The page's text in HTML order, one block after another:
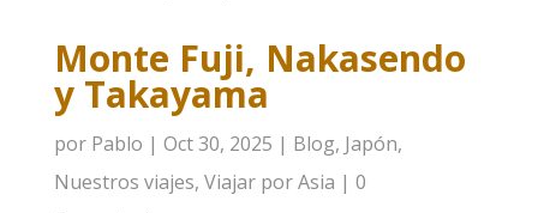
Monte Fuji, Nakasendo
y Takayama
por Pablo | Oct 30, 2025 | Blog, Japón,
Nuestros viajes, Viajar por Asia | 0